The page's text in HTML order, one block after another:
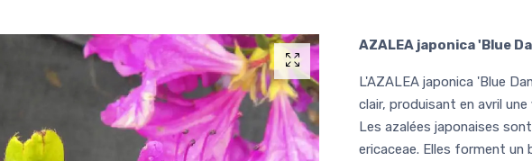
AZALEA japonica 'Blue
L'AZALEA japonica 'Blue
clair, produisant en avril
Les azalées japonaises
ericaceae. Elles forment